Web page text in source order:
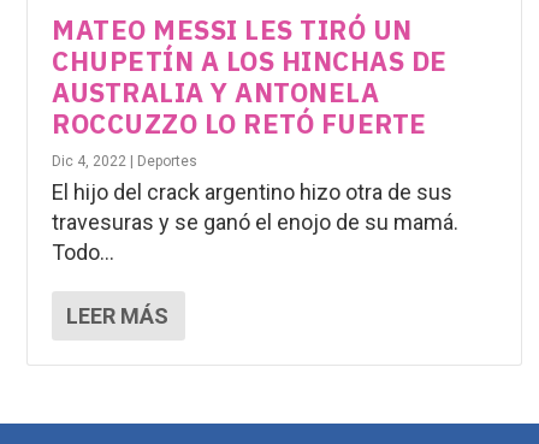
MATEO MESSI LES TIRÓ UN
CHUPETÍN A LOS HINCHAS DE
AUSTRALIA Y ANTONELA
ROCCUZZO LO RETÓ FUERTE
Dic 4, 2022 Deportes
El hijo del crack argentino hizo otra de sus
travesuras y se ganó el enojo de su mamá.
Todo...
LEER MÁS